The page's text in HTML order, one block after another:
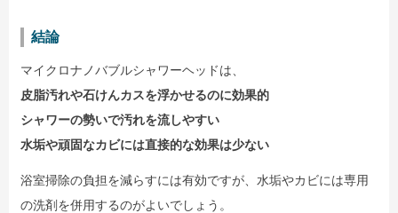
結論
マイクロナノバブルシャワーヘッドは、
皮脂汚れや石けんカスを浮かせるのに効果的
シャワーの勢いで汚れを流しやすい
水垢や頑固なカビには直接的な効果は少ない
浴室掃除の負担を減らすには有効ですが、水垢やカビには専用
の洗剤を併用するのがよいでしょう。